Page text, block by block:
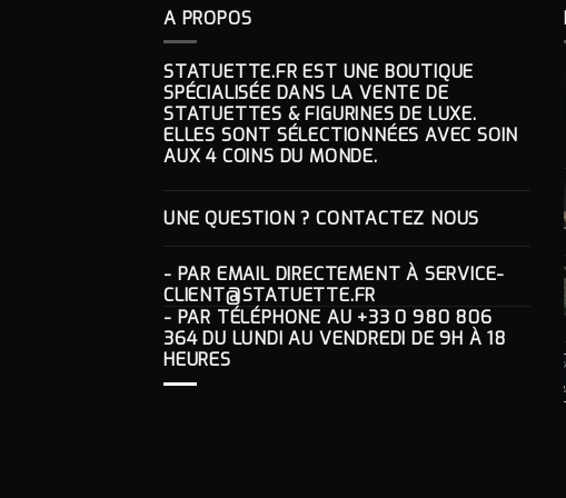
A PROPOS
STATUETTE.FR EST UNE BOUTIQUE
SPÉCIALISÉE DANS LA VENTE DE
STATUETTES & FIGURINES DE LUXE.
ELLES SONT SÉLECTIONNÉES AVEC SOIN
AUX 4 COINS DU MONDE.
UNE QUESTION ? CONTACTEZ NOUS
- PAR EMAIL DIRECTEMENT À SERVICE-
CLIENT@STATUETTE.FR
- PAR TÉLÉPHONE AU +33 0 980 806
364DU LUNDI AU VENDREDI DE 9H À 18
HEURES